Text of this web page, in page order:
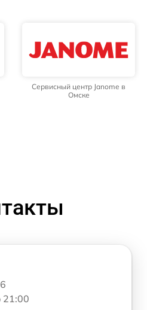
Сервисный центр Janome в
Омске
21:00